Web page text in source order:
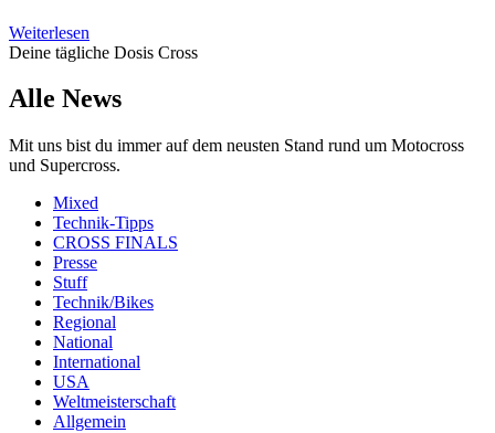
Weiterlesen
Deine tägliche Dosis Cross
Alle News
Mit uns bist du immer auf dem neusten Stand rund um Motocross
und Supercross.
Mixed
Technik-Tipps
CROSS FINALS
Presse
Stuff
Technik/Bikes
Regional
National
International
USA
Weltmeisterschaft
Allgemein